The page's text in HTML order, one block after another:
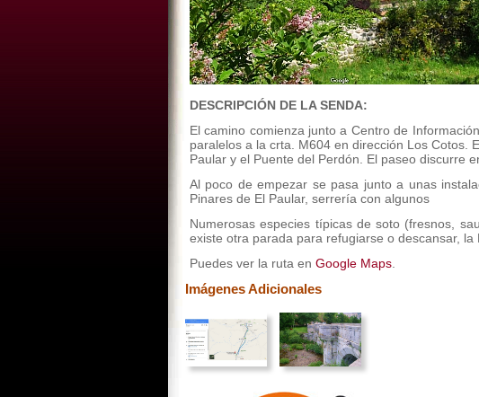
DESCRIPCIÓN DE LA SENDA:
El camino comienza junto a Centro de
paralelos a la crta. M­604 en dirección Los Cotos.
Paular y el Puente del Perdón. El paseo discurre
Al poco de empezar se pasa junto a unas
Pinares de El Paular, serrería con algunos
Numerosas especies típicas de soto (fresnos,
existe otra parada para refugiarse o descansar, la
Puedes ver la ruta en Google Maps
Imágenes Adicionales